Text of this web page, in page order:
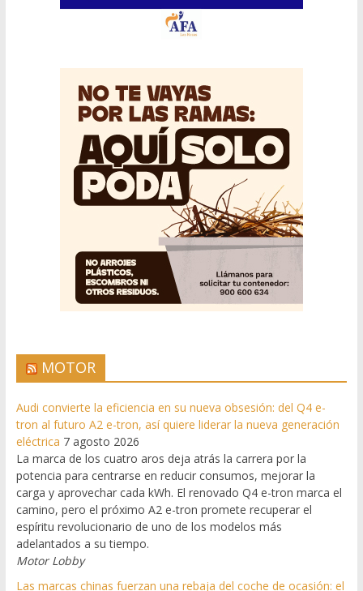
MOTOR
Audi convierte la eficiencia en su nueva obsesión: del Q4 e-
tron al futuro A2 e-tron, así quiere liderar la nueva generación
eléctrica 7 agosto 2026
La marca de los cuatro aros deja atrás la carrera por la
potencia para centrarse en reducir consumos, mejorar la
carga y aprovechar cada kWh. El renovado Q4 e-tron marca el
camino, pero el próximo A2 e-tron promete recuperar el
espíritu revolucionario de uno de los modelos más
adelantados a su tiempo.
Motor Lobby
Las marcas chinas fuerzan una rebaja del coche de ocasión: el